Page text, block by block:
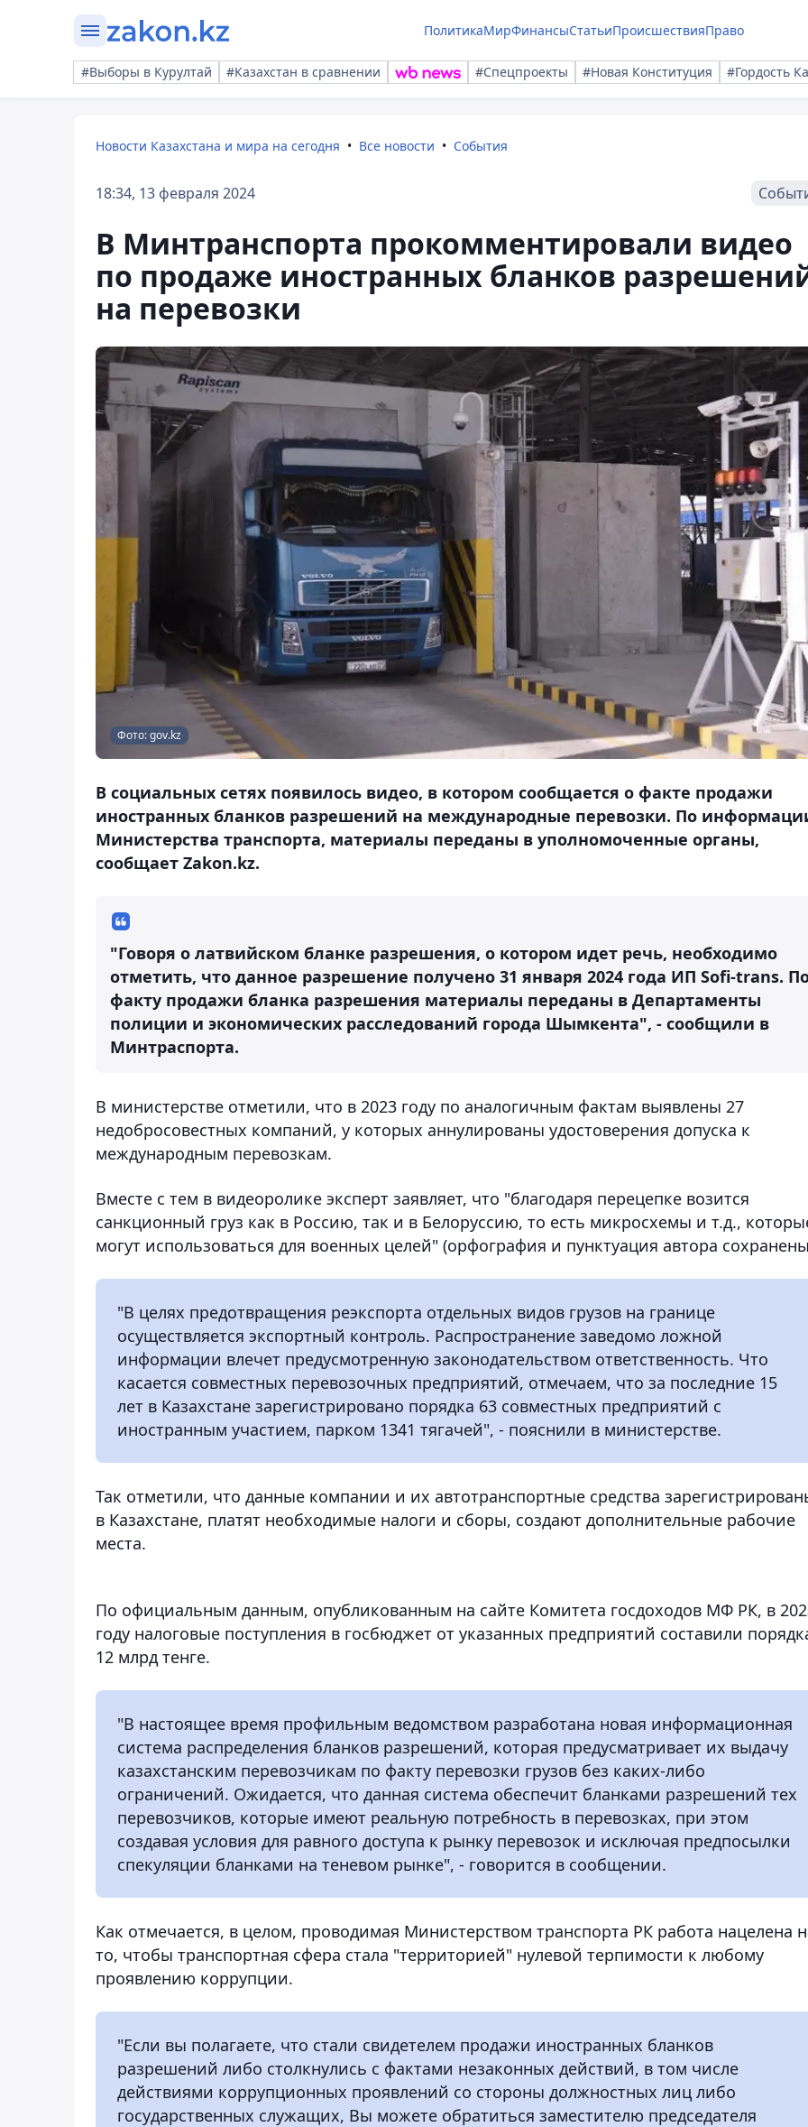
ПолитикаМирФинансыСтатьиПроисшествияПраво
#Выборы в Курултай #Казахстан в сравнении #Спецпроекты #Новая Конституция #Гордость
Новости Казахстана и мира на сегодня Все новости События
18:34, 13 февраля 2024
В Минтранспорта прокомментировали видео
по продаже иностранных бланков
на перевозки
Фото: gov.kz
В социальных сетях появилось видео, в котором сообщается о факте продажи
иностранных бланков разрешений на международные перевозки. По
Министерства транспорта, материалы переданы в уполномоченные органы,
сообщает Zakon.kz.
"Говоря о латвийском бланке разрешения, о котором идет речь, необходимо
отметить, что данное разрешение получено 31 января 2024 года ИП Sofi-trans.
факту продажи бланка разрешения материалы переданы в Департаменты
полиции и экономических расследований города Шымкента", - сообщили в
Минтраспорта.
В министерстве отметили, что в 2023 году по аналогичным фактам выявлены 27
недобросовестных компаний, у которых аннулированы удостоверения допуска к
международным перевозкам.
Вместе с тем в видеоролике эксперт заявляет, что "благодаря перецепке возится
санкционный груз как в Россию, так и в Белоруссию, то есть микросхемы и т.д.,
могут использоваться для военных целей" (орфография и пунктуация автора
"В целях предотвращения реэкспорта отдельных видов грузов на границе
осуществляется экспортный контроль. Распространение заведомо ложной
информации влечет предусмотренную законодательством ответственность. Что
касается совместных перевозочных предприятий, отмечаем, что за последние 15
лет в Казахстане зарегистрировано порядка 63 совместных предприятий с
иностранным участием, парком 1341 тягачей", - пояснили в министерстве.
Так отметили, что данные компании и их автотранспортные средства
в Казахстане, платят необходимые налоги и сборы, создают дополнительные рабочие
места.
По официальным данным, опубликованным на сайте Комитета госдоходов МФ РК, в
году налоговые поступления в госбюджет от указанных предприятий составили
12 млрд тенге.
"В настоящее время профильным ведомством разработана новая информационная
система распределения бланков разрешений, которая предусматривает их выдачу
казахстанским перевозчикам по факту перевозки грузов без каких-либо
ограничений. Ожидается, что данная система обеспечит бланками разрешений тех
перевозчиков, которые имеют реальную потребность в перевозках, при этом
создавая условия для равного доступа к рынку перевозок и исключая предпосылки
спекуляции бланками на теневом рынке", - говорится в сообщении.
Как отмечается, в целом, проводимая Министерством транспорта РК работа нацелена
то, чтобы транспортная сфера стала "территорией" нулевой терпимости к любому
проявлению коррупции.
"Если вы полагаете, что стали свидетелем продажи иностранных бланков
разрешений либо столкнулись с фактами незаконных действий, в том числе
действиями коррупционных проявлений со стороны должностных лиц либо
государственных служащих, Вы можете обратиться заместителю председателя